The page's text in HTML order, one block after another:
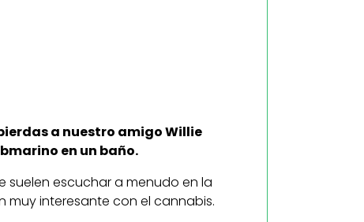
a nuestro amigo Willie
en un baño.
suelen escuchar a menudo en la
muy interesante con el cannabis.